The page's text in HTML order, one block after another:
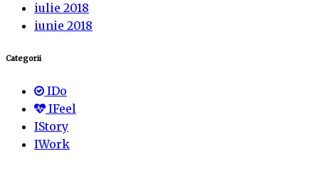
iulie 2018
iunie 2018
Categorii
IDo
IFeel
IStory
IWork